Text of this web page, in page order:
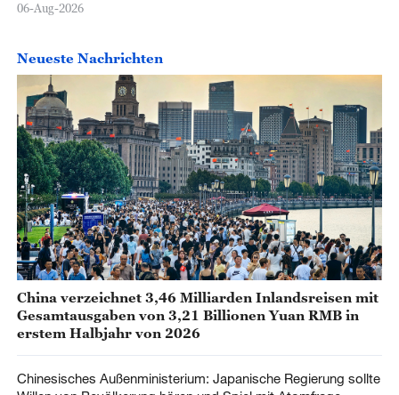
06-Aug-2026
Neueste Nachrichten
China verzeichnet 3,46 Milliarden Inlandsreisen mit
Gesamtausgaben von 3,21 Billionen Yuan RMB in
erstem Halbjahr von 2026
Chinesisches Außenministerium: Japanische Regierung sollte